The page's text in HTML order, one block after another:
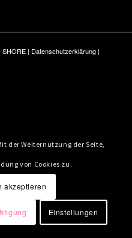
SHORE| Datenschutzerklärung|
der Weiternutzung der Seite,
von Cookies zu.
akzeptieren
Einstellungen